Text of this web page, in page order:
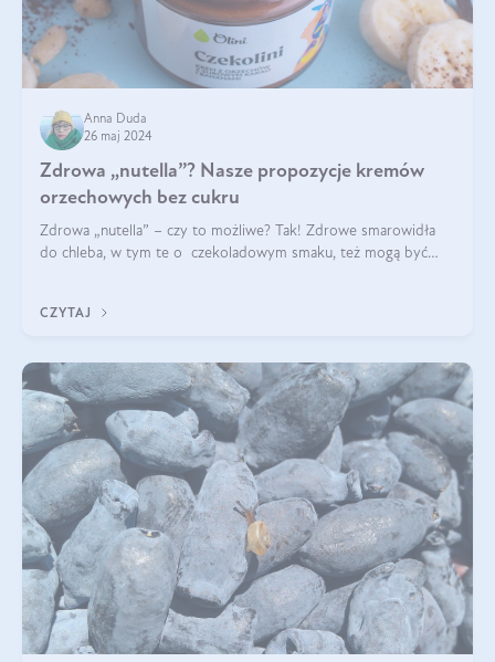
Anna Duda
26 maj 2024
Zdrowa „nutella”? Nasze propozycje kremów
orzechowych bez cukru
Zdrowa „nutella” – czy to możliwe? Tak! Zdrowe smarowidła
do chleba, w tym te o czekoladowym smaku, też mogą być
CZYTAJ